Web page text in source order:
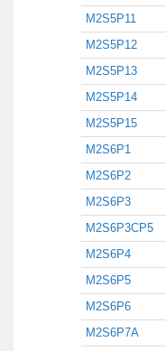
M2S5P11
M2S5P12
M2S5P13
M2S5P14
M2S5P15
M2S6P1
M2S6P2
M2S6P3
M2S6P3CP5
M2S6P4
M2S6P5
M2S6P6
M2S6P7A